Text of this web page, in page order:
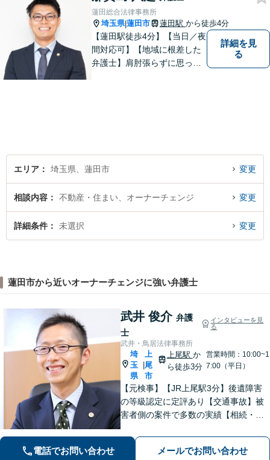
蓮田総合法律事務所
埼玉県|蓮田市 蓮田駅 から徒歩4分
【蓮田駅徒歩4分】【当日／夜
間対応可】【地域に根差した
弁護士】肩肘張らずに思って
詳細を見
る
エリア 埼玉県、蓮田市 変更
相談内容 不動産・住まい、オーナーチェンジ 変更
詳細条件 未選択 変更
蓮田市から近いオーナーチェンジに強い弁護士
武井 俊介 弁護
士
インタビューを見
る
武井・鳥居法律事務所
埼
玉
県
上
尾
市
上尾駅 か
ら徒歩3分
営業時間：10:00~1
7:00（平日）
【元検事】【JR上尾駅3分】後遺障害
の等級認定に定評あり【交通事故】被
害者側の案件で多数の実績【相続・遺
【刑事事件】検事経験・豊富な実績、
スピーディーな接見が強み、上尾警察
電話でお問い合わせ メールでお問い合わせ